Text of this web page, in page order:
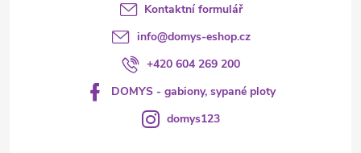
Kontaktní formulář
info@domys-eshop.cz
+420 604 269 200
DOMYS - gabiony, sypané ploty
domys123